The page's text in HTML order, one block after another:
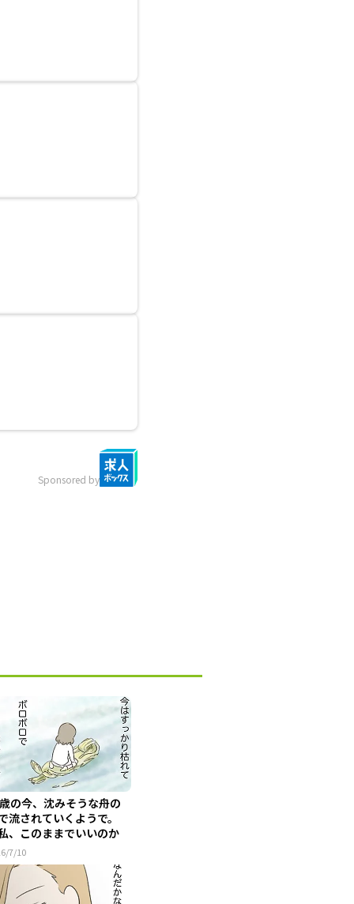
Sponsored by
の今、沈みそうな舟の
流されていくようで。
私、このままでいいのか
／...
7/10